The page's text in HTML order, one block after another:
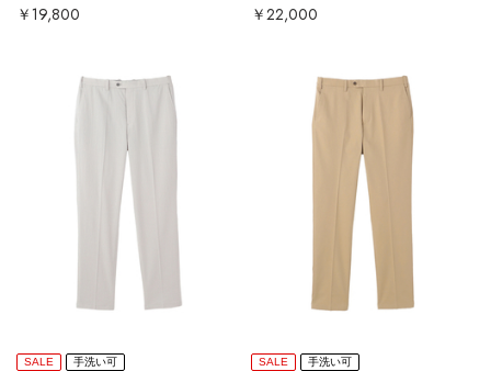
￥19,800 ￥22,000
SALE 手洗い可 SALE 手洗い可